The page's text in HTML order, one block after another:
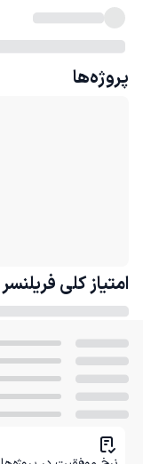
پروژه‌ها
امتیاز کلی فریلنسر